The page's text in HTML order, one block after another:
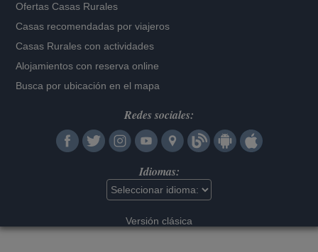
Ofertas Casas Rurales
Casas recomendadas por viajeros
Casas Rurales con actividades
Alojamientos con reserva online
Busca por ubicación en el mapa
Redes sociales:
Idiomas:
Versión clásica